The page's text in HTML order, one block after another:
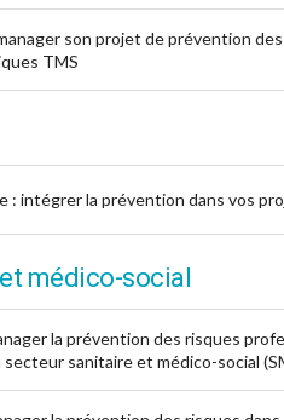
son projet de prévention
TMS
: intégrer la prévention dans vos
médico-social
la prévention des risques
sanitaire et médico-social